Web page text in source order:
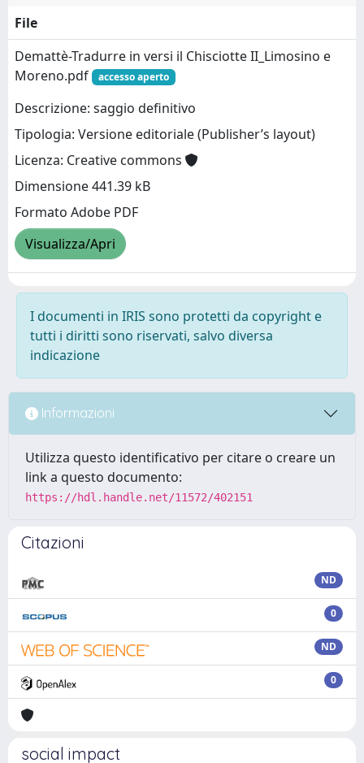
File
Demattè-Tradurre in versi il Chisciotte II_Limosino e
Moreno.pdf
accesso aperto
Descrizione: saggio definitivo
Tipologia: Versione editoriale (Publisher’s layout)
Licenza: Creative commons
Dimensione 441.39 kB
Formato Adobe PDF
Visualizza/Apri
I documenti in IRIS sono protetti da copyright e
tutti i diritti sono riservati, salvo diversa
indicazione
Informazioni
Utilizza questo identificativo per citare o creare un
link a questo documento:
https://hdl.handle.net/11572/402151
Citazioni
ND
0
ND
0
social impact